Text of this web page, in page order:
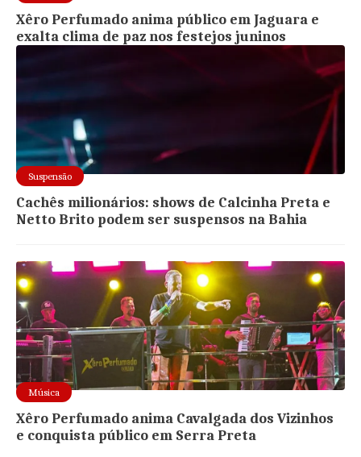
Xêro Perfumado anima público em Jaguara e
exalta clima de paz nos festejos juninos
Suspensão
Cachês milionários: shows de Calcinha Preta e
Netto Brito podem ser suspensos na Bahia
Música
Xêro Perfumado anima Cavalgada dos Vizinhos
e conquista público em Serra Preta